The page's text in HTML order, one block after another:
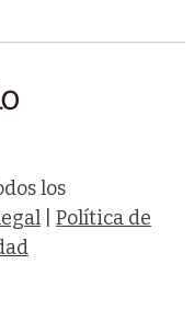
los
Política de